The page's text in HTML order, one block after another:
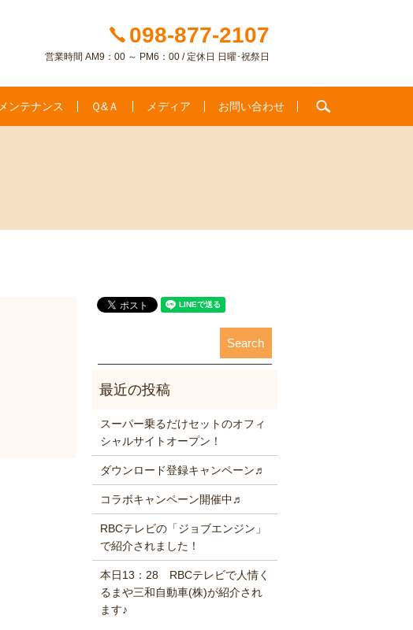
098-877-2107
営業時間 AM9：00 ～ PM6：00 / 定休日 日曜･祝祭日
メンテナンス Ｑ&Ａ メディア お問い合わせ
スーパー乗るだけセットのオフィ
シャルサイトオープン！
ダウンロード登録キャンペーン♬
コラボキャンペーン開催中♬
RBCテレビの「ジョブエンジン」
で紹介されました！
本日13：28 RBCテレビで人情く
るまや三和自動車(株)が紹介され
ます♪